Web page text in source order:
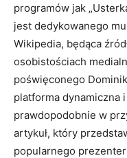
programów jak
jest dedykowanego
Wikipedia, będąca
osobistościach
poświęconego
platforma dynamiczna
prawdopodobnie w
artykuł, który
popularnego